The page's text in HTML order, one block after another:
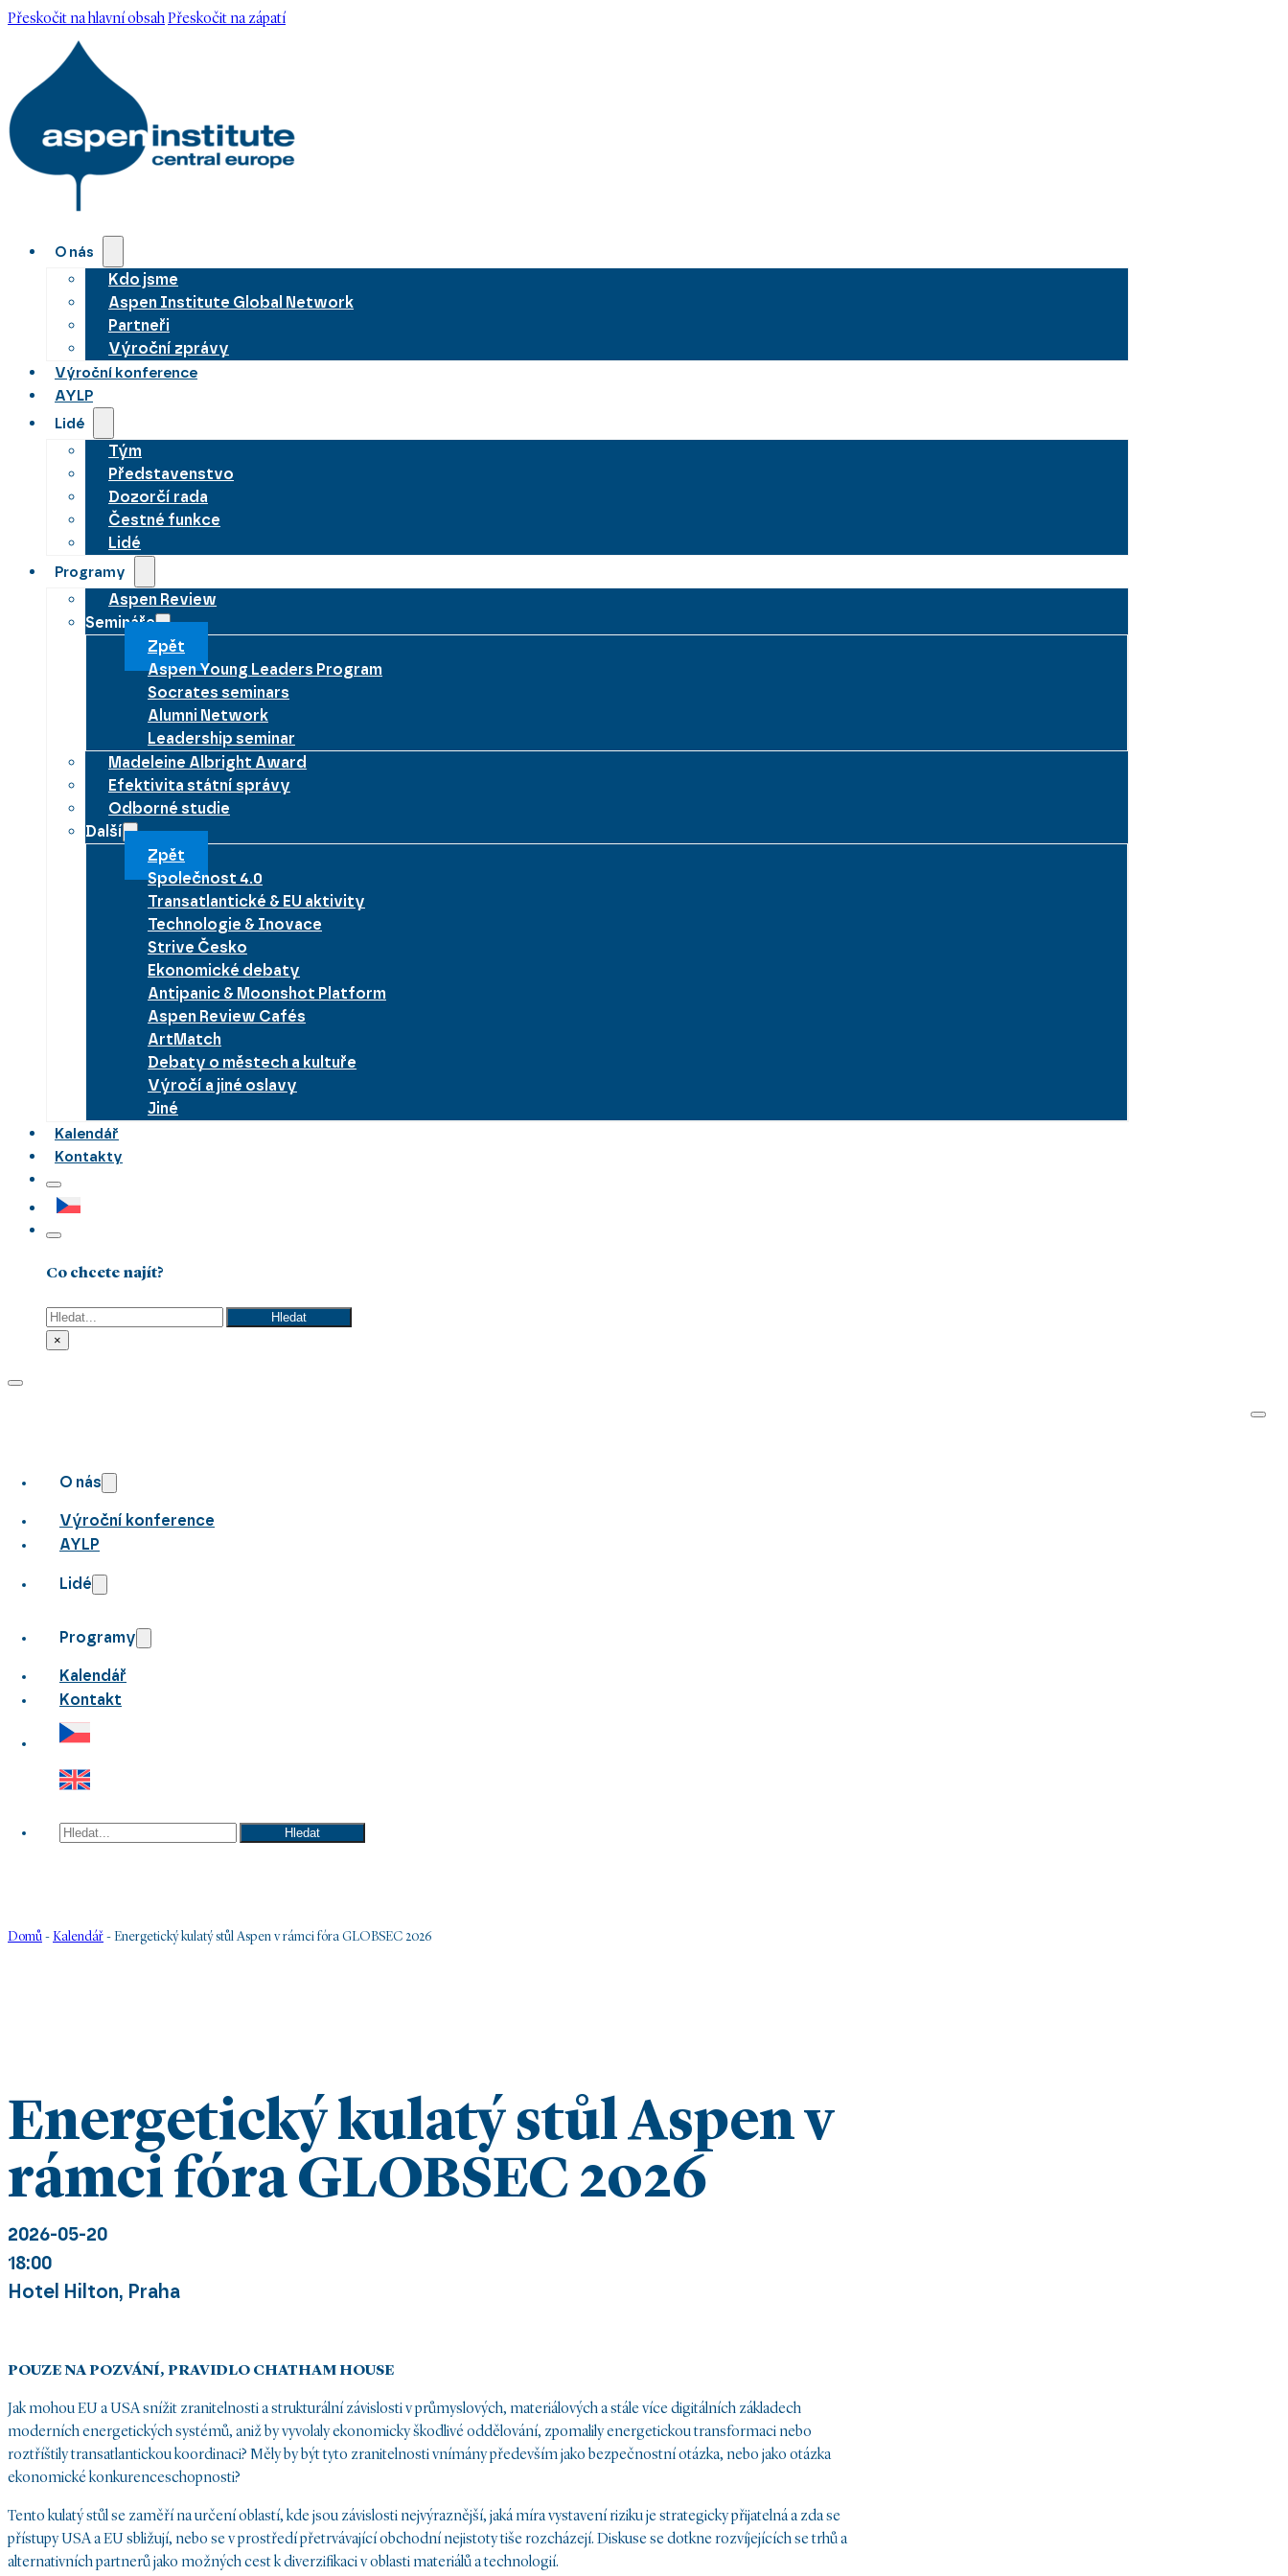
Přeskočit na hlavní obsahPřeskočit na zápatí
O nás
Kdo jsme
Aspen Institute Global Network
Partneři
Výroční zprávy
Výroční konference
AYLP
Lidé
Tým
Představenstvo
Dozorčí rada
Čestné funkce
Lidé
Programy
Aspen Review
Semináře
Zpět
Aspen Young Leaders Program
Socrates seminars
Alumni Network
Leadership seminar
Madeleine Albright Award
Efektivita státní správy
Odborné studie
Další
Zpět
Společnost 4.0
Transatlantické & EU aktivity
Technologie & Inovace
Strive Česko
Ekonomické debaty
Antipanic & Moonshot Platform
Aspen Review Cafés
ArtMatch
Debaty o městech a kultuře
Výročí a jiné oslavy
Jiné
Kalendář
Kontakty
Co chcete najít?
Hledat
Hledat
×
O nás
Výroční konference
AYLP
Lidé
Programy
Kalendář
Kontakt
Hledat Hledat
Domů - Kalendář - Energetický kulatý stůl Aspen v rámci fóra GLOBSEC 2026
Energetický kulatý stůl Aspen v
rámci fóra GLOBSEC 2026
2026-05-20
18:00
Hotel Hilton, Praha
POUZE NA POZVÁNÍ, PRAVIDLO CHATHAM HOUSE
Jak mohou EU a USA snížit zranitelnosti a strukturální závislosti v průmyslových, materiálových a stále více digitálních základech
moderních energetických systémů, aniž by vyvolaly ekonomicky škodlivé oddělování, zpomalily energetickou transformaci nebo
roztříštily transatlantickou koordinaci? Měly by být tyto zranitelnosti vnímány především jako bezpečnostní otázka, nebo jako otázka
ekonomické konkurenceschopnosti?
Tento kulatý stůl se zaměří na určení oblastí, kde jsou závislosti nejvýraznější, jaká míra vystavení riziku je strategicky přijatelná a zda se
přístupy USA a EU sbližují, nebo se v prostředí přetrvávající obchodní nejistoty tiše rozcházejí. Diskuse se dotkne rozvíjejících se trhů a
alternativních partnerů jako možných cest k diverzifikaci v oblasti materiálů a technologií.